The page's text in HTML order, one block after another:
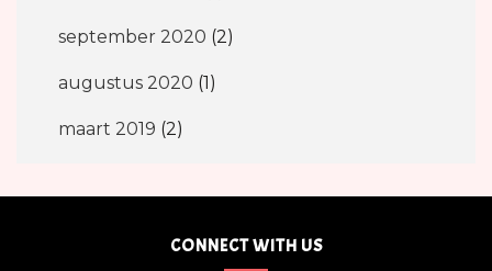
september 2020 (2)
augustus 2020 (1)
maart 2019 (2)
CONNECT WITH US